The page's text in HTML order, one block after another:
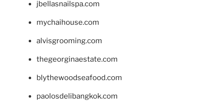
jbellasnailspa.com
mychaihouse.com
alvisgrooming.com
thegeorginaestate.com
blythewoodseafood.com
paolosdelibangkok.com